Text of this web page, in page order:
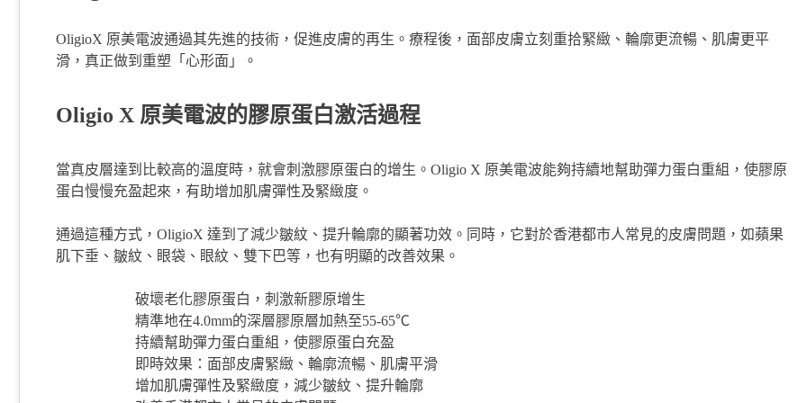
OligioX 原美電波通過其先進的技術，促進皮膚的再生。療程後，面部皮膚立刻重拾緊緻、輪廓更流暢、肌膚更平
滑，真正做到重塑「心形面」。
Oligio X 原美電波的膠原蛋白激活過程
當真皮層達到比較高的溫度時，就會刺激膠原蛋白的增生。Oligio X 原美電波能夠持續地幫助彈力蛋白重組，使膠原
蛋白慢慢充盈起來，有助增加肌膚彈性及緊緻度。
通過這種方式，OligioX 達到了減少皺紋、提升輪廓的顯著功效。同時，它對於香港都市人常見的皮膚問題，如蘋果
肌下垂、皺紋、眼袋、眼紋、雙下巴等，也有明顯的改善效果。
破壞老化膠原蛋白，刺激新膠原增生
精準地在4.0mm的深層膠原層加熱至55-65℃
持續幫助彈力蛋白重組，使膠原蛋白充盈
即時效果：面部皮膚緊緻、輪廓流暢、肌膚平滑
增加肌膚彈性及緊緻度，減少皺紋、提升輪廓